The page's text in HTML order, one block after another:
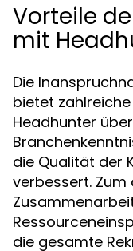
Vorteile
mit
Die
bietet
Headhunter
die Qualität der
verbessert.
die gesamte